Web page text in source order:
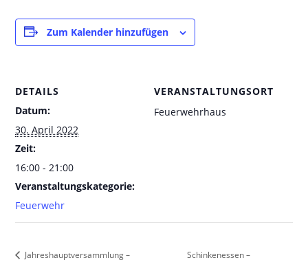
Zum Kalender hinzufügen
DETAILS
Datum:
30. April 2022
Zeit:
16:00 - 21:00
Veranstaltungskategorie:
Feuerwehr
VERANSTALTUNGSORT
Feuerwehrhaus
Jahreshauptversammlung –
Schinkenessen –